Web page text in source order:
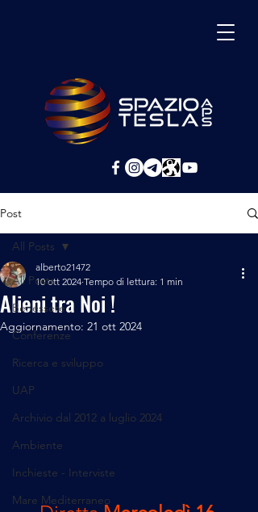
Post
All Posts
Benessere
Conferenze
Ricerca e sviluppo
UAP
Archivio dal 2012 a luglio 2024
Ambiente
Inchieste - Interviste
Mare Mediterraneo
All Posts
Alieni tra Noi !
alberto21472
10 ott 2024 Tempo di lettura: 1 min
Aggiornamento: 21 ott 2024